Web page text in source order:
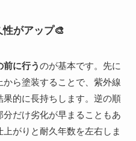
がアップ🎨
前に行うのが基本です。先に
ら塗装することで、紫外線
的に長持ちします。逆の順
だけ劣化が早まることもあ
がりと耐久年数を左右しま